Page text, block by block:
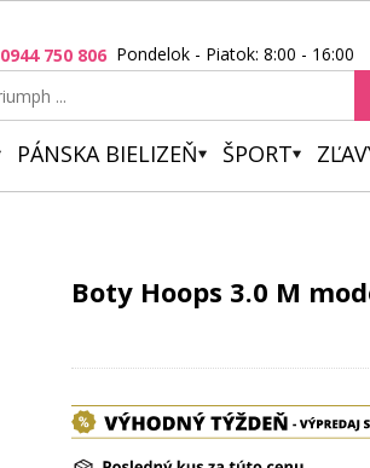
0944 750 806 Pondelok - Piatok: 8:00 - 16:00
PÁNSKA BIELIZEŇ ŠPORT
Boty Hoops 3.0 M